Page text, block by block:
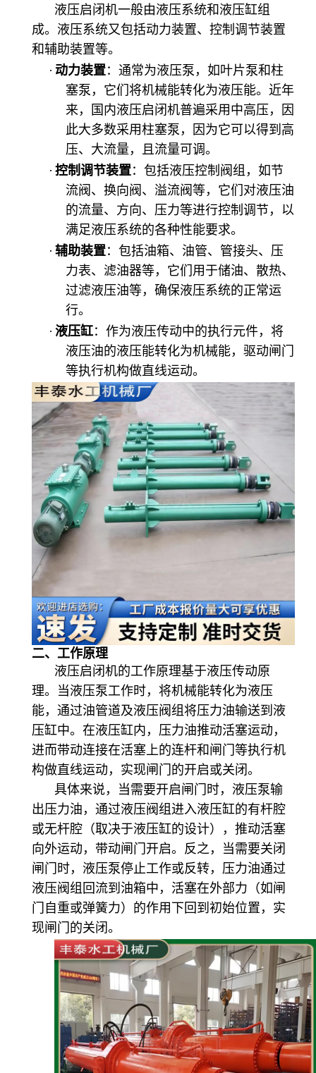
液压启闭机一般由液压系统和液压缸组
成。液压系统又包括动力装置、控制调节装置
和辅助装置等。
· 动力装置：通常为液压泵，如叶片泵和柱
塞泵，它们将机械能转化为液压能。近年
来，国内液压启闭机普遍采用中高压，因
此大多数采用柱塞泵，因为它可以得到高
压、大流量，且流量可调。
· 控制调节装置：包括液压控制阀组，如节
流阀、换向阀、溢流阀等，它们对液压油
的流量、方向、压力等进行控制调节，以
满足液压系统的各种性能要求。
· 辅助装置：包括油箱、油管、管接头、压
力表、滤油器等，它们用于储油、散热、
过滤液压油等，确保液压系统的正常运
行。
· 液压缸：作为液压传动中的执行元件，将
液压油的液压能转化为机械能，驱动闸门
等执行机构做直线运动。
二、工作原理
液压启闭机的工作原理基于液压传动原
理。当液压泵工作时，将机械能转化为液压
能，通过油管道及液压阀组将压力油输送到液
压缸中。在液压缸内，压力油推动活塞运动，
进而带动连接在活塞上的连杆和闸门等执行机
构做直线运动，实现闸门的开启或关闭。
具体来说，当需要开启闸门时，液压泵输
出压力油，通过液压阀组进入液压缸的有杆腔
或无杆腔（取决于液压缸的设计），推动活塞
向外运动，带动闸门开启。反之，当需要关闭
闸门时，液压泵停止工作或反转，压力油通过
液压阀组回流到油箱中，活塞在外部力（如闸
门自重或弹簧力）的作用下回到初始位置，实
现闸门的关闭。